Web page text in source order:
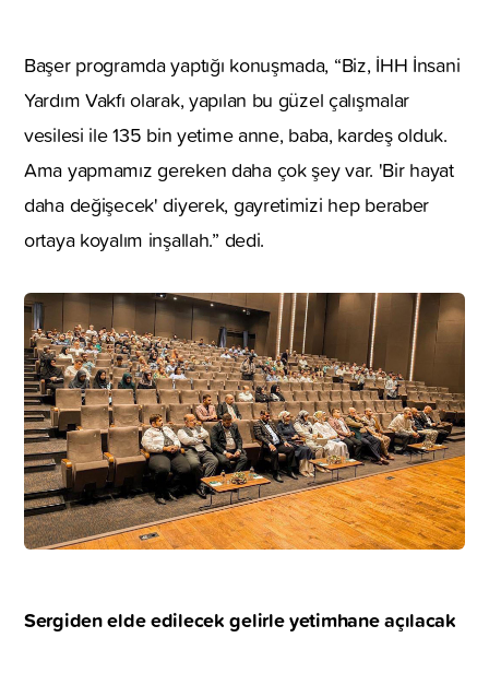
Başer programda yaptığı konuşmada, “Biz, İHH İnsani
Yardım Vakfı olarak, yapılan bu güzel çalışmalar
vesilesi ile 135 bin yetime anne, baba, kardeş olduk.
Ama yapmamız gereken daha çok şey var. 'Bir hayat
daha değişecek' diyerek, gayretimizi hep beraber
ortaya koyalım inşallah.” dedi.
Sergiden elde edilecek gelirle yetimhane açılacak